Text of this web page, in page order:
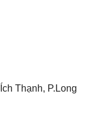
Thạnh, P.Long